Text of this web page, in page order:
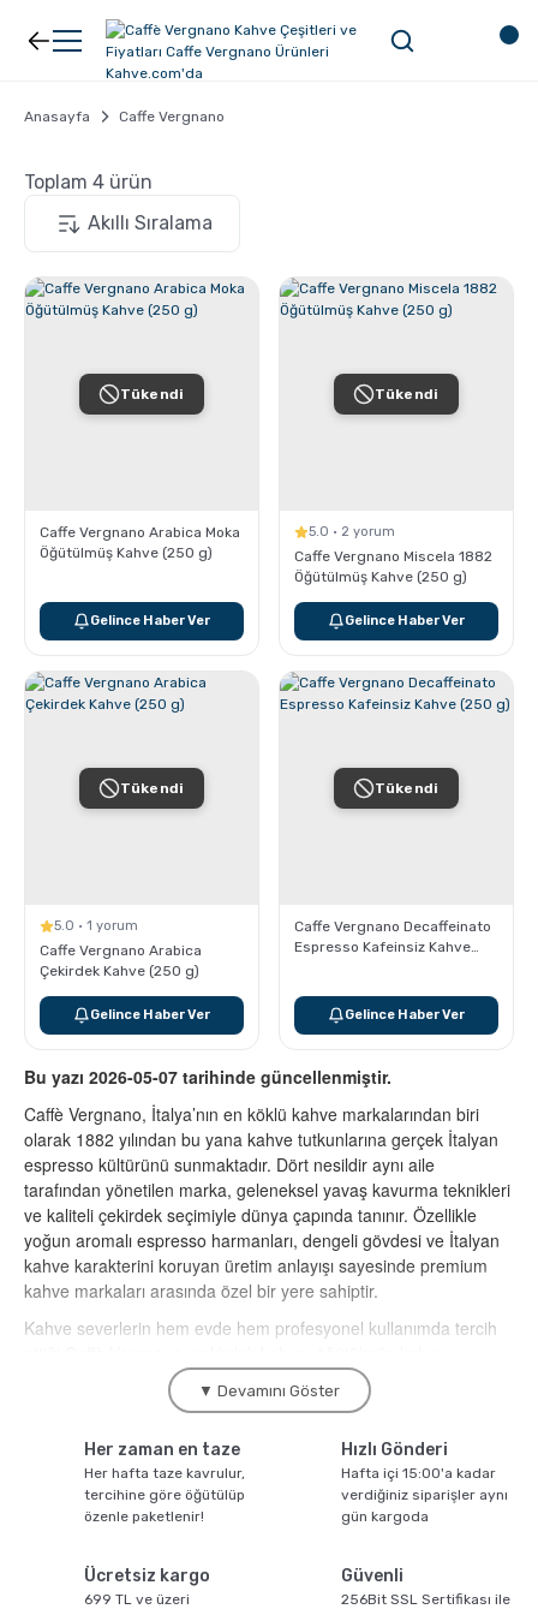
Geri Dön
Kahve
Filtre Kahve
Türk Kahvesi
Pratik Filtre Kahve
Exclusive Kahveler
Kafeinsiz Kahveler
Çözünebilir Kahve
Öğütülmüş Kahve
Sporcu Kahveleri
Geri Dön
Ekipman
Filtreler
Moka Pot
Soğuk Kahve Demleme Ekipmanları
Aeropress
Makine Temizleyiciler
Termoslar
Anasayfa Caffe Vergnano
Toplam 4 ürün
Tükendi
Caffe Vergnano Arabica Moka
Öğütülmüş Kahve (250 g)
Gelince Haber Ver
Tükendi
5.0 · 2 yorum
Caffe Vergnano Miscela 1882
Öğütülmüş Kahve (250 g)
Gelince Haber Ver
Tükendi
5.0 · 1 yorum
Caffe Vergnano Arabica
Çekirdek Kahve (250 g)
Gelince Haber Ver
Tükendi
Caffe Vergnano Decaffeinato
Espresso Kafeinsiz Kahve
Gelince Haber Ver
Bu yazı 2026-05-07 tarihinde güncellenmiştir.
Caffè Vergnano, İtalya’nın en köklü kahve markalarından biri
olarak 1882 yılından bu yana kahve tutkunlarına gerçek İtalyan
espresso kültürünü sunmaktadır. Dört nesildir aynı aile
tarafından yönetilen marka, geleneksel yavaş kavurma teknikleri
ve kaliteli çekirdek seçimiyle dünya çapında tanınır. Özellikle
yoğun aromalı espresso harmanları, dengeli gövdesi ve İtalyan
kahve karakterini koruyan üretim anlayışı sayesinde premium
kahve markaları arasında özel bir yere sahiptir.
Kahve severlerin hem evde hem profesyonel kullanımda tercih
espresso kahvesi ve kapsül kahve seçenekleriyle geniş bir ürün
yelpazesi sunar. Marka, kahvenin yalnızca bir içecek değil aynı
1882’den Günümüze Uzanan
İtalyan Kahve Geleneği
bir kahve dükkânıyla başladı. Zaman içinde kahve kavurma
konusunda uzmanlaşan marka, İtalya’nın en eski kahve
▼ Devamını Göster
Her zaman en taze
Her hafta taze kavrulur,
tercihine göre öğütülüp
özenle paketlenir!
Hızlı Gönderi
Hafta içi 15:00'a kadar
verdiğiniz siparişler aynı
gün kargoda
Ücretsiz kargo
699 TL ve üzeri
Güvenli
256Bit SSL Sertifikası ile